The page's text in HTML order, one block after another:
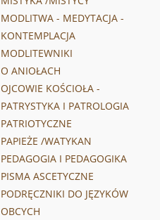
MODLITWA - MEDYTACJA -
KONTEMPLACJA
MODLITEWNIKI
O ANIOŁACH
OJCOWIE KOŚCIOŁA -
PATRYSTYKA I PATROLOGIA
PATRIOTYCZNE
PAPIEŻE /WATYKAN
PEDAGOGIA I PEDAGOGIKA
PISMA ASCETYCZNE
PODRĘCZNIKI DO JĘZYKÓW
OBCYCH